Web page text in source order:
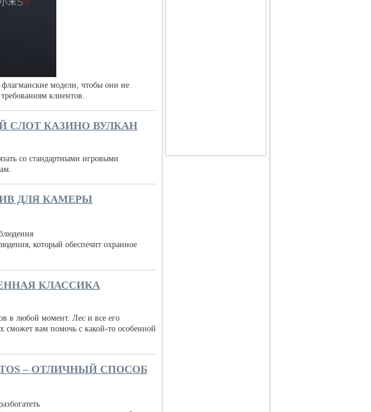
модели, чтобы они не
клиентов.
СЛОТ КАЗИНО ВУЛКАН
со стандартными игровыми
ДЛЯ КАМЕРЫ
который обеспечит охранное
КЛАССИКА
в любой момент. Лес и все его
сможет вам помочь с какой-то особенной
– ОТЛИЧНЫЙ СПОСОБ